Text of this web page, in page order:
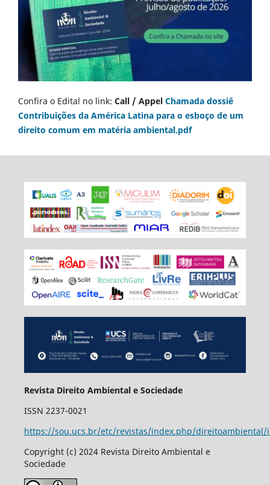
Confira o Edital no link: Call / Appel Chamada dossiê
Contribuições da América Latina para o esboço de um
direito comum em matéria ambiental.pdf
Revista Direito Ambiental e Sociedade
ISSN 2237-0021
https://sou.ucs.br/etc/revistas/index.php/direitoambiental/
Copyright (c) 2024 Revista Direito Ambiental e
Sociedade